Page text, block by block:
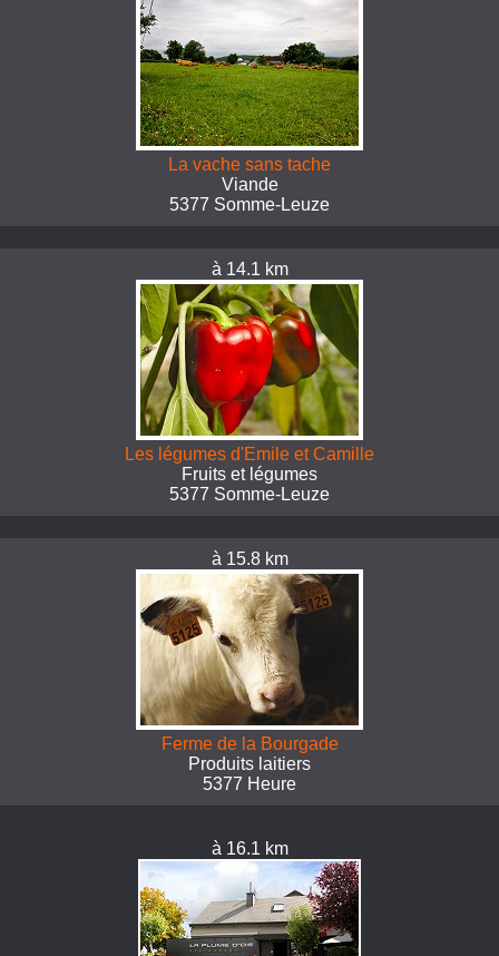
La vache sans tache
Viande
5377 Somme-Leuze
à 14.1 km
Les légumes d'Emile et Camille
Fruits et légumes
5377 Somme-Leuze
à 15.8 km
Ferme de la Bourgade
Produits laitiers
5377 Heure
à 16.1 km